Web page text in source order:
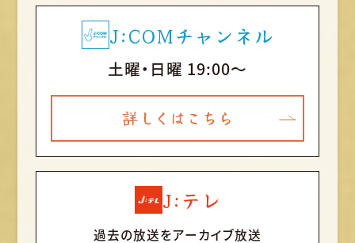
J:COMチャンネル
土曜・日曜 19:00～
詳しくはこちら
J:テレ
過去の放送をアーカイブ放送